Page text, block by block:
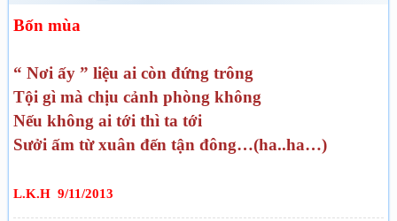
Bốn mùa
“ Nơi ấy ” liệu ai còn đứng trông
Tội gì mà chịu cảnh phòng không
Nếu không ai tới thì ta tới
S­ưởi ấm từ xuân đến tận đông…(ha..ha…)
L.K.H 9/11/2013